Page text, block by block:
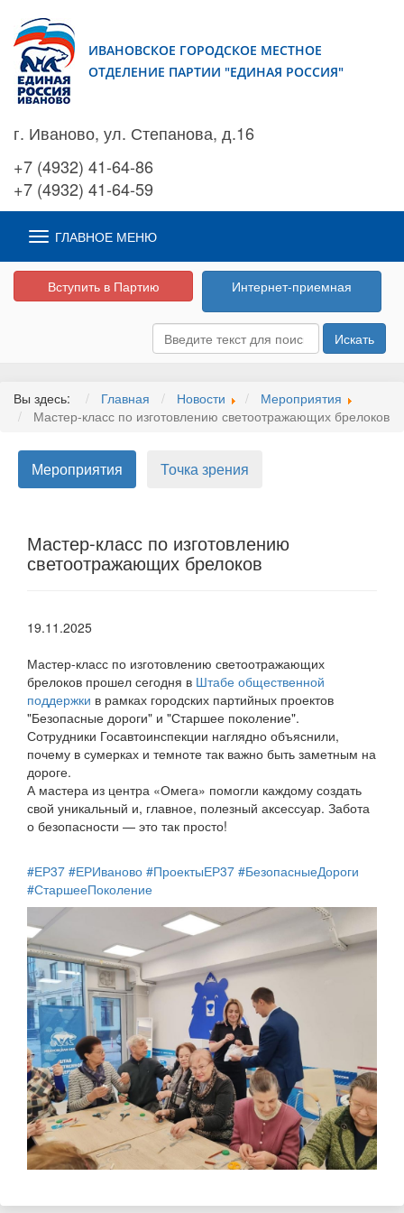
ИВАНОВСКОЕ ГОРОДСКОЕ МЕСТНОЕ
ОТДЕЛЕНИЕ ПАРТИИ "ЕДИНАЯ РОССИЯ"
г. Иваново, ул. Степанова, д.16
+7 (4932) 41-64-86
+7 (4932) 41-64-59
ГЛАВНОЕ МЕНЮ
Вступить в Партию Интернет-приемная
Искать
Вы здесь: Главная Новости
Мероприятия
Мастер-класс по изготовлению светоотражающих брелоков
Мероприятия Точка зрения
Мастер-класс по изготовлению
светоотражающих брелоков
19.11.2025
Мастер-класс по изготовлению светоотражающих
брелоков прошел сегодня в Штабе общественной
поддержки в рамках городских партийных проектов
"Безопасные дороги" и "Старшее поколение".
Сотрудники Госавтоинспекции наглядно объяснили,
почему в сумерках и темноте так важно быть заметным на
дороге.
А мастера из центра «Омега» помогли каждому создать
свой уникальный и, главное, полезный аксессуар. Забота
о безопасности — это так просто!
#ЕР37 #ЕРИваново #ПроектыЕР37 #БезопасныеДороги
#СтаршееПоколение